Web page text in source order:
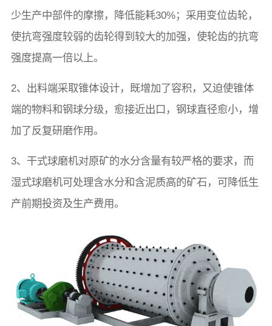
少生产中部件的摩擦，降低能耗30%；采用变位齿轮，
使抗弯强度较弱的齿轮得到较大的加强，使轮齿的抗弯
强度提高一倍以上。
2、出料端采取锥体设计，既增加了容积，又迫使锥体
端的物料和钢球分级，愈接近出口，钢球直径愈小，增
加了反复研磨作用。
3、干式球磨机对原矿的水分含量有较严格的要求，而
湿式球磨机可处理含水分和含泥质高的矿石，可降低生
产前期投资及生产费用。